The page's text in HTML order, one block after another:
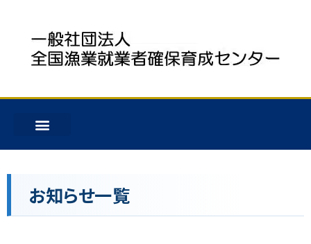
お知らせ一覧